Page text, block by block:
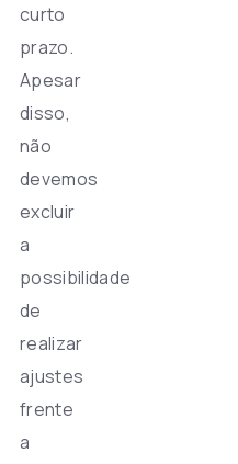
curto
prazo.
Apesar
disso,
não
devemos
excluir
a
possibilidade
de
realizar
ajustes
frente
a